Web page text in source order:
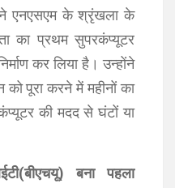
ने एनएसएम के श्रृंखला के
का प्रथम सुपरकंप्यूटर
कर लिया है। उन्होंने
पूरा करने में महीनों का
की मदद से घंटों या
बना पहला